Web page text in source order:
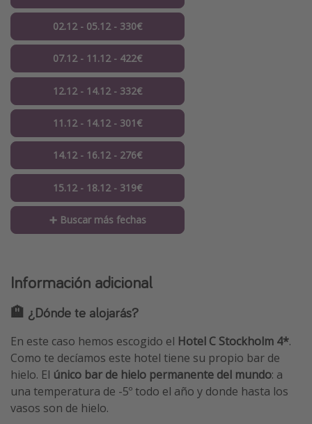
02.12 - 05.12 - 330€
07.12 - 11.12 - 422€
12.12 - 14.12 - 332€
11.12 - 14.12 - 301€
14.12 - 16.12 - 276€
15.12 - 18.12 - 319€
➕ Buscar más fechas
Información adicional
🏨 ¿Dónde te alojarás?
En este caso hemos escogido el Hotel C Stockholm 4*.
Como te decíamos este hotel tiene su propio bar de
hielo. El único bar de hielo permanente del mundo: a
una temperatura de -5º todo el año y donde hasta los
vasos son de hielo.